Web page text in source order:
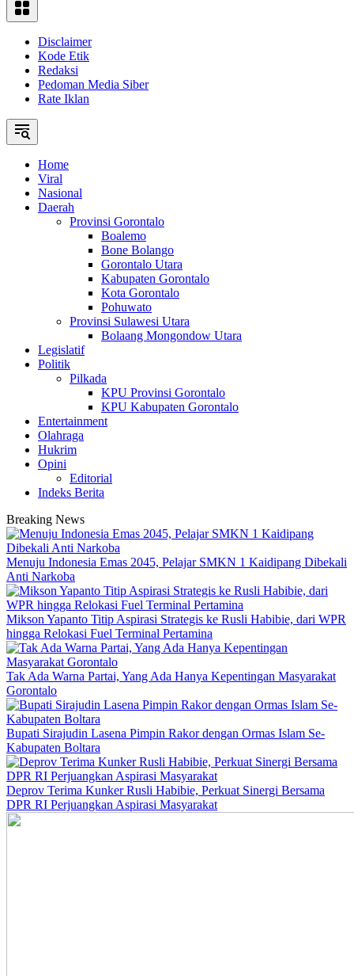
Disclaimer
Kode Etik
Redaksi
Pedoman Media Siber
Rate Iklan
Home
Viral
Nasional
Daerah
Provinsi Gorontalo
Boalemo
Bone Bolango
Gorontalo Utara
Kabupaten Gorontalo
Kota Gorontalo
Pohuwato
Provinsi Sulawesi Utara
Bolaang Mongondow Utara
Legislatif
Politik
Pilkada
KPU Provinsi Gorontalo
KPU Kabupaten Gorontalo
Entertainment
Olahraga
Hukrim
Opini
Editorial
Indeks Berita
Breaking News
Menuju Indonesia Emas 2045, Pelajar SMKN 1 Kaidipang Dibekali
Anti Narkoba
Mikson Yapanto Titip Aspirasi Strategis ke Rusli Habibie, dari WPR
hingga Relokasi Fuel Terminal Pertamina
Tak Ada Warna Partai, Yang Ada Hanya Kepentingan Masyarakat
Gorontalo
Bupati Sirajudin Lasena Pimpin Rakor dengan Ormas Islam Se-
Kabupaten Boltara
Deprov Terima Kunker Rusli Habibie, Perkuat Sinergi Bersama
DPR RI Perjuangkan Aspirasi Masyarakat